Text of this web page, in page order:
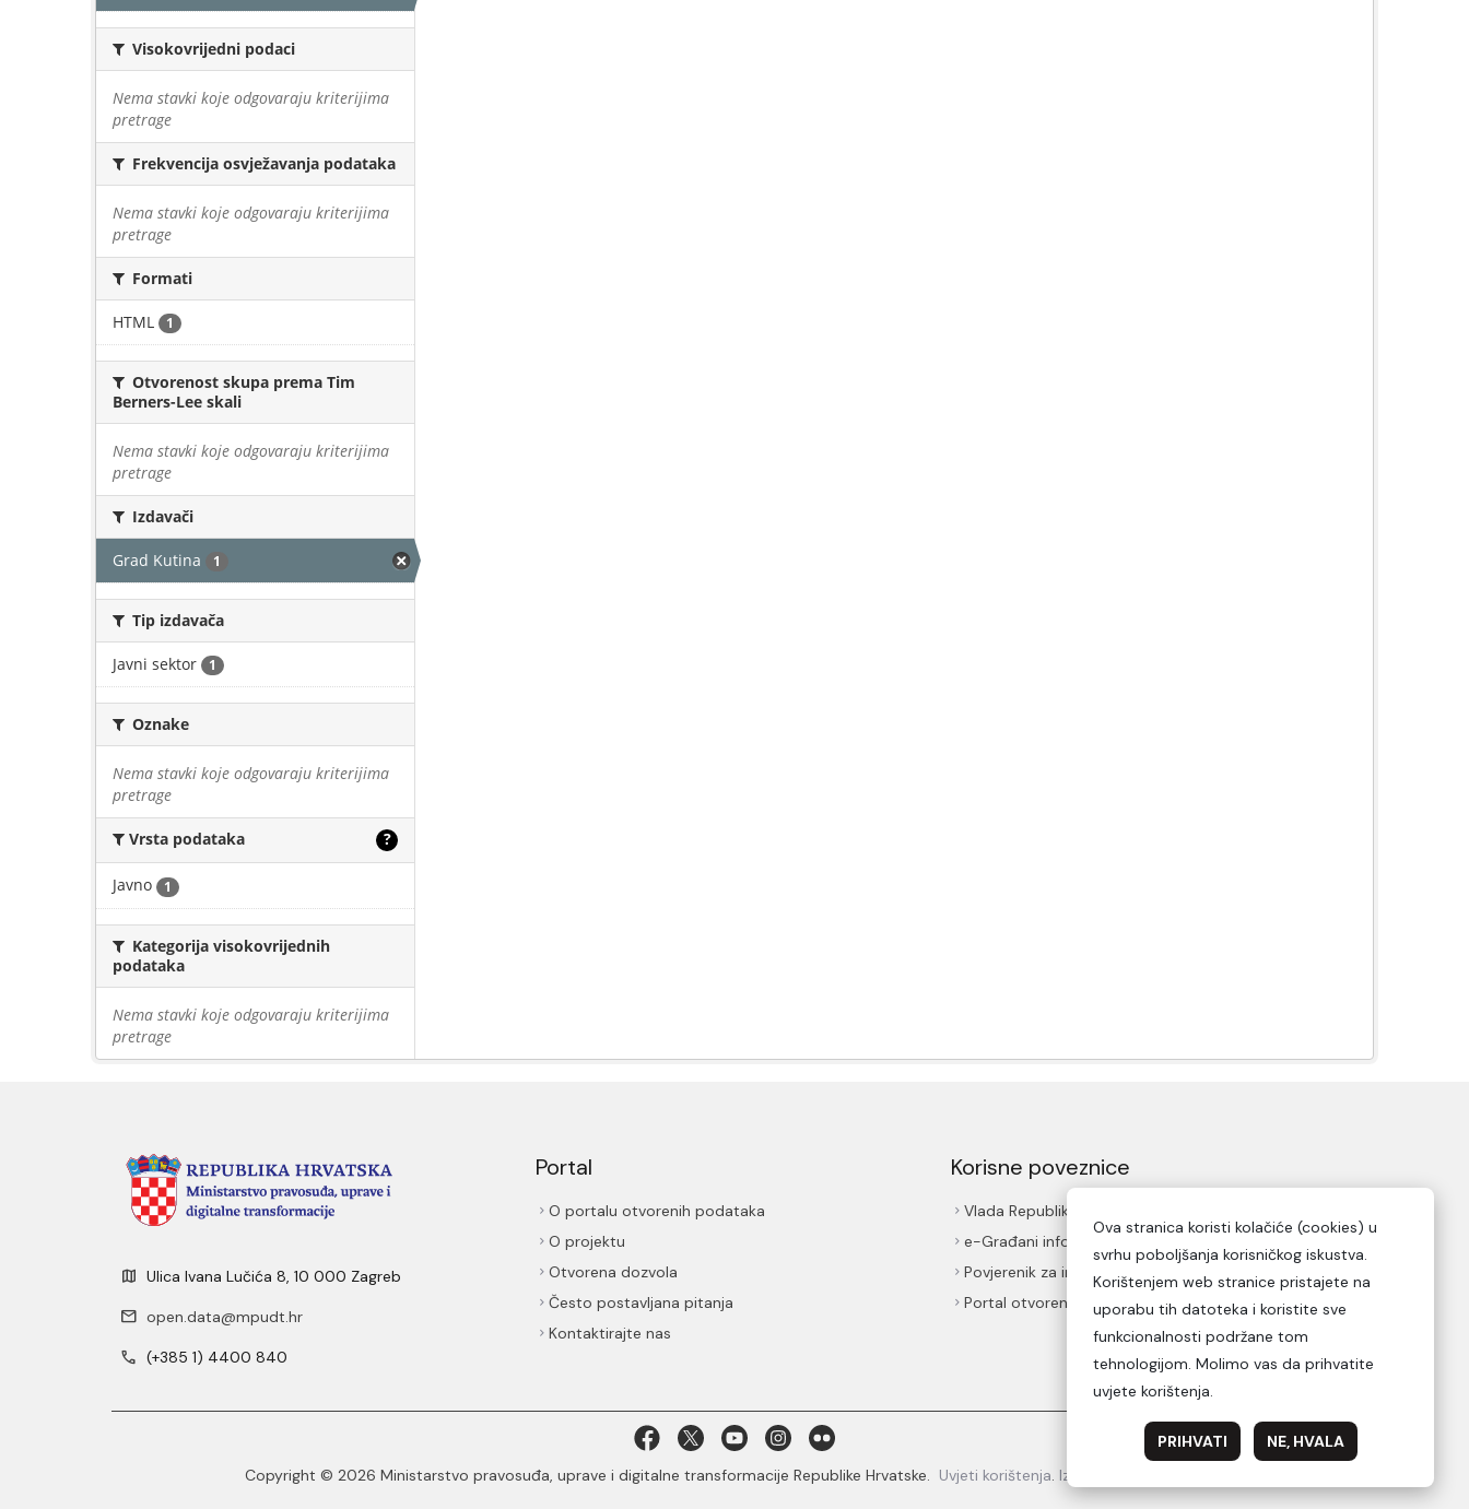
Visokovrijedni podaci
Nema stavki koje odgovaraju kriterijima
pretrage
Frekvencija osvježavanja podataka
Nema stavki koje odgovaraju kriterijima
pretrage
Formati
HTML 1
Otvorenost skupa prema Tim
Berners-Lee skali
Nema stavki koje odgovaraju kriterijima
pretrage
Izdavači
Grad Kutina 1
Tip izdavača
Javni sektor 1
Oznake
Nema stavki koje odgovaraju kriterijima
pretrage
Vrsta podataka ?
Javno 1
Kategorija visokovrijednih
podataka
Nema stavki koje odgovaraju kriterijima
pretrage